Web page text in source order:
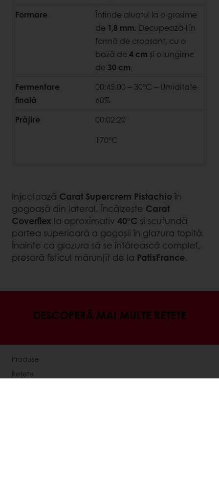
Formare
Întinde aluatul la o grosime
de 1,8 mm. Decupează-l în
formă de croasant, cu o
bază de 4 cm și o lungime
de 30 cm.
Fermentare
finală
00:45:00 – 30°C – Umiditate
60%
Prăjire
00:02:20
170°C
Injectează Carat Supercrem Pistachioîn
gogoașă din lateral. Încălzește Carat
Coverflex la aproximativ 40°C și scufundă
partea superioară a gogoșii în glazura topită.
Înainte ca glazura să se întărească complet,
presară fisticul mărunțit de la PatisFrance.
DESCOPERĂ MAI MULTE REȚETE
Produse
Rețete